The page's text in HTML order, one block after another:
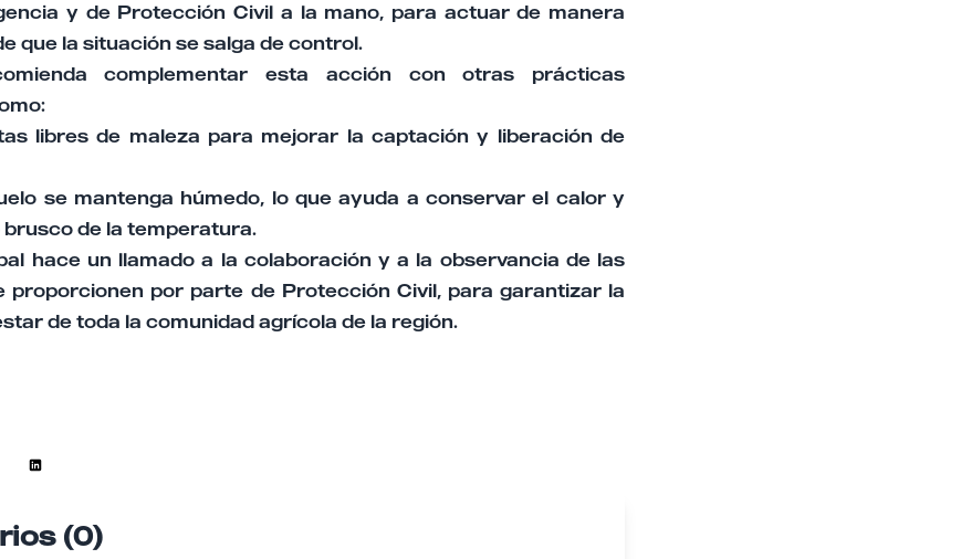
y de Protección Civil a la mano, para actuar de manera
que la situación se salga de control.
complementar esta acción con otras prácticas
libres de maleza para mejorar la captación y liberación de
se mantenga húmedo, lo que ayuda a conservar el calor y
de la temperatura.
hace un llamado a la colaboración y a la observancia de las
proporcionen por parte de Protección Civil, para garantizar la
de toda la comunidad agrícola de la región.
(0)